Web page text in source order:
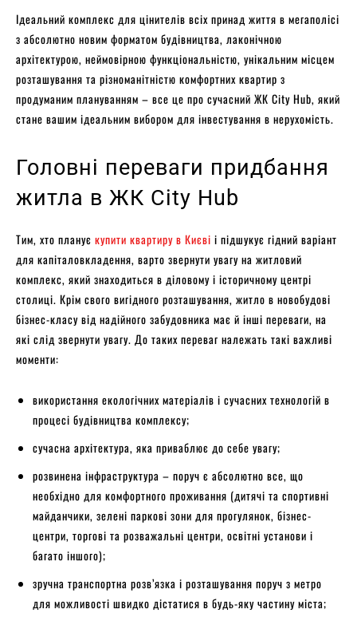
Ідеальний комплекс для цінителів всіх принад життя в мегаполісі
з абсолютно новим форматом будівництва, лаконічною
архітектурою, неймовірною функціональністю, унікальним місцем
розташування та різноманітністю комфортних квартир з
продуманим плануванням – все це про сучасний ЖК City Hub, який
стане вашим ідеальним вибором для інвестування в нерухомість.
Головні переваги придбання
житла в ЖК City Hub
Тим, хто планує купити квартиру в Києві і підшукує гідний варіант
для капіталовкладення, варто звернути увагу на житловий
комплекс, який знаходиться в діловому і історичному центрі
столиці. Крім свого вигідного розташування, житло в новобудові
бізнес-класу від надійного забудовника має й інші переваги, на
які слід звернути увагу. До таких переваг належать такі важливі
моменти:
використання екологічних матеріалів і сучасних технологій в
процесі будівництва комплексу;
сучасна архітектура, яка приваблює до себе увагу;
розвинена інфраструктура – поруч є абсолютно все, що
необхідно для комфортного проживання (дитячі та спортивні
майданчики, зелені паркові зони для прогулянок, бізнес-
центри, торгові та розважальні центри, освітні установи і
багато іншого);
зручна транспортна розв’язка і розташування поруч з метро
для можливості швидко дістатися в будь-яку частину міста;